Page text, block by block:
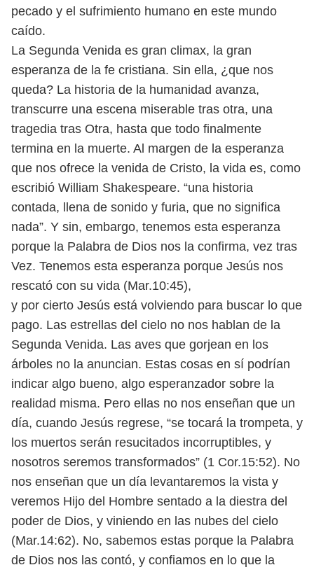
pecado y el sufrimiento humano en este mundo
caído.
La Segunda Venida es gran climax, la gran
esperanza de la fe cristiana. Sin ella, ¿que nos
queda? La historia de la humanidad avanza,
transcurre una escena miserable tras otra, una
tragedia tras Otra, hasta que todo finalmente
termina en la muerte. Al margen de la esperanza
que nos ofrece la venida de Cristo, la vida es, como
escribió William Shakespeare. “una historia
contada, llena de sonido y furia, que no significa
nada”. Y sin, embargo, tenemos esta esperanza
porque la Palabra de Dios nos la confirma, vez tras
Vez. Tenemos esta esperanza porque Jesús nos
rescató con su vida (Mar.10:45),
y por cierto Jesús está volviendo para buscar lo que
pago. Las estrellas del cielo no nos hablan de la
Segunda Venida. Las aves que gorjean en los
árboles no la anuncian. Estas cosas en sí podrían
indicar algo bueno, algo esperanzador sobre la
realidad misma. Pero ellas no nos enseñan que un
día, cuando Jesús regrese, “se tocará la trompeta, y
los muertos serán resucitados incorruptibles, y
nosotros seremos transformados” (1 Cor.15:52). No
nos enseñan que un día levantaremos la vista y
veremos Hijo del Hombre sentado a la diestra del
poder de Dios, y viniendo en las nubes del cielo
(Mar.14:62). No, sabemos estas porque la Palabra
de Dios nos las contó, y confiamos en lo que la